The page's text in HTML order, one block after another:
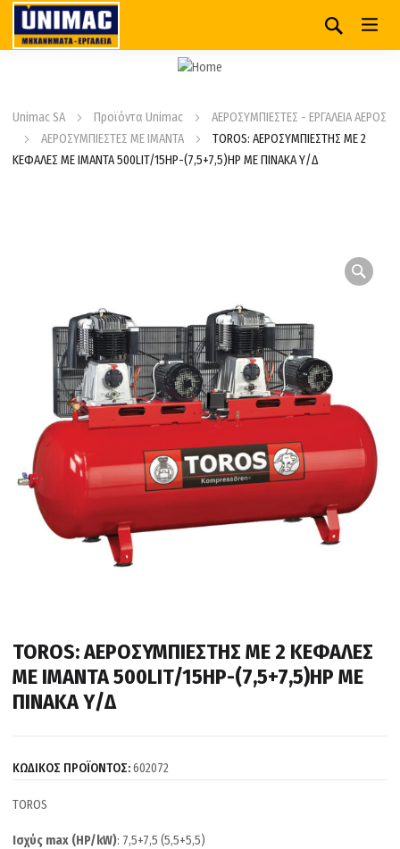
Unimac SA Προϊόντα Unimac
ΑΕΡΟΣΥΜΠΙΕΣΤΕΣ - ΕΡΓΑΛΕΙΑ ΑΕΡΟΣ
ΑΕΡΟΣΥΜΠΙΕΣΤΕΣ ΜΕ ΙΜΑΝΤΑ
TOROS: ΑΕΡΟΣΥΜΠΙΕΣΤΗΣ ME 2
ΚΕΦΑΛΕΣ ΜΕ ΙΜΑΝΤΑ 500LIT/15HP-(7,5+7,5)HP ΜΕ ΠΙΝΑΚΑ Υ/Δ
TOROS: ΑΕΡΟΣΥΜΠΙΕΣΤΗΣ ME 2 ΚΕΦΑΛΕΣ
ΜΕ ΙΜΑΝΤΑ 500LIT/15HP-(7,5+7,5)HP ΜΕ
ΠΙΝΑΚΑ Υ/Δ
ΚΩΔΙΚΟΣ ΠΡΟΪΟΝΤΟΣ:602072
TOROS
Ισχύς max (HP/kW): 7,5+7,5 (5,5+5,5)